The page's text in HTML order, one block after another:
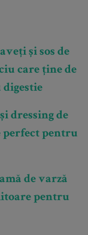
și sos de
care ține de
digestie
dressing de
perfect pentru
de varză
pentru